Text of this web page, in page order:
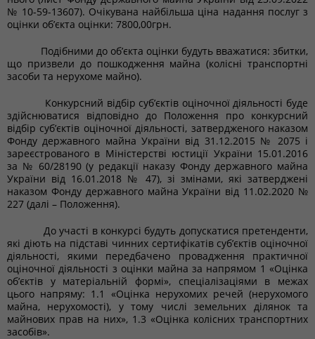
№ 10-59-13607). Очікувана найбільша ціна надання послуг з
оцінки об’єкта оцінки: 7800,00грн.
Подібними до об’єкта оцінки будуть вважатися: збитки,
що призвели до пошкодження майна (колісні транспортні
засоби та нерухоме майно).
Конкурсний відбір суб’єктів оціночної діяльності буде
здійснюватися відповідно до Положення про конкурсний
відбір суб’єктів оціночної діяльності, затвердженого наказом
Фонду державного майна України від 31.12.2015 № 2075 і
зареєстрованого в Міністерстві юстиції України 15.01.2016
за № 60/28190 (у редакції наказу Фонду державного майна
України від 16.01.2018 № 47), зі змінами, які затверджені
наказом Фонду державного майна України від 11.02.2020 №
227 (далі – Положення).
До участі в конкурсі будуть допускатися претенденти,
які діють на підставі чинних сертифікатів суб’єктів оціночної
діяльності, якими передбачено провадження практичної
оціночної діяльності з оцінки майна за напрямом 1 «Оцінка
об’єктів у матеріальній формі», спеціалізаціями в межах
цього напряму: 1.1 «Оцінка нерухомих речей (нерухомого
майна, нерухомості), у тому числі земельних ділянок та
майнових прав на них», 1.3 «Оцінка колісних транспортних
засобів».